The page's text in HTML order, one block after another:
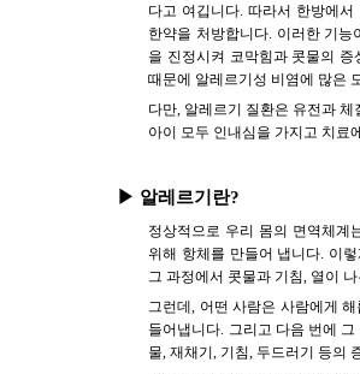
다고 여깁니다. 따라서 한방에
한약을 처방합니다. 이러한 기
을 진정시켜 코막힘과 콧물의
때문에 알레르기성 비염에 많은
다만, 알레르기 질환은 유전과
아이 모두 인내심을 가지고 치료
▶ 알레르기란?
정상적으로 우리 몸의 면역체계
위해 항체를 만들어 냅니다. 이
그 과정에서 콧물과 기침, 열이
그런데, 어떤 사람은 사람에게
들어냅니다. 그리고 다음 번에
물, 재채기, 기침, 두드러기 등의